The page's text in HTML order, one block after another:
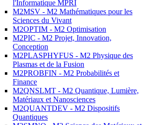
l'Informatique MPRI
M2MSV - M2 Mathématiques pour les
Sciences du Vivant
M2OPTIM - M2 Optimisation
M2PIC - M2 Projet, Innovation,
Conception
M2PLASPHYFUS - M2 Physique des
Plasmas et de la Fusion
M2PROBFIN - M2 Probabilités et
Finance
M2QNSLMT - M2 Quantique, Lumière,
Matériaux et Nanosciences
M2QUANTDEV - M2 Dispositifs
Quantiques